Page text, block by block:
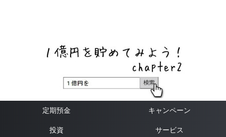
定期預金 キャンペーン
投資 サービス